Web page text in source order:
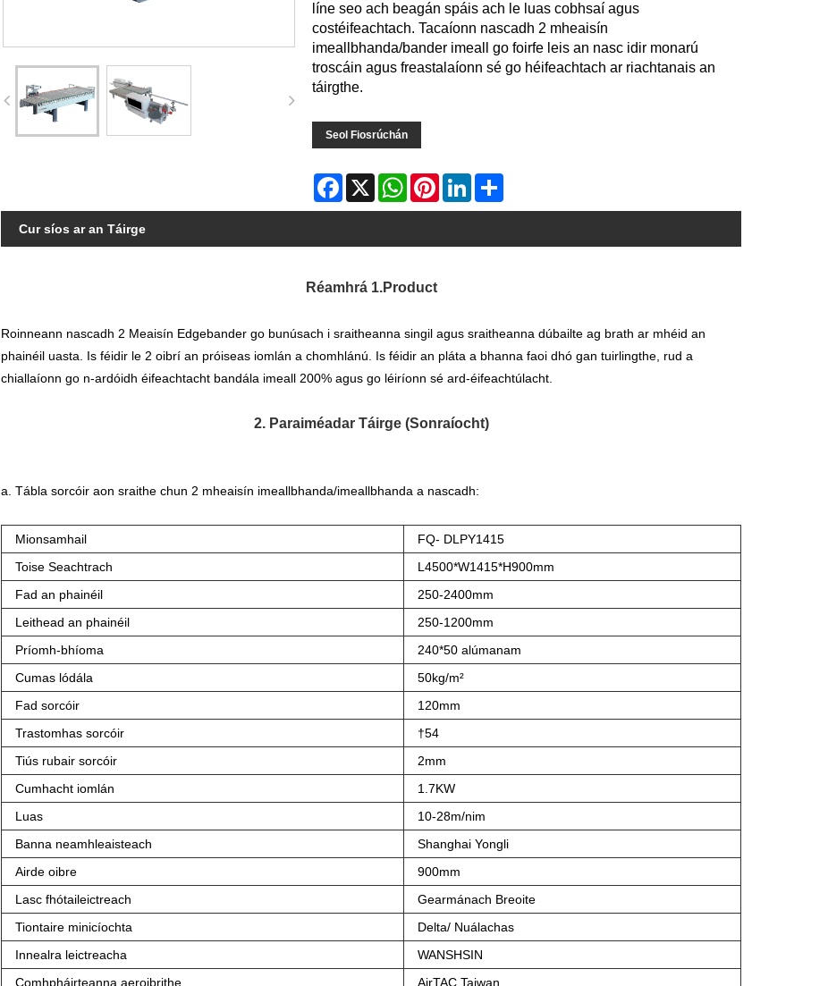
líne seo ach beagán spáis ach le luas cobhsaí agus
costéifeachtach. Tacaíonn nascadh 2 mheaisín
imeallbhanda/bander imeall go foirfe leis an nasc idir monarú
troscáin agus freastalaíonn sé go héifeachtach ar riachtanais an
táirgthe.
Seol Fiosrúchán
Facebook
X WhatsAppPinterestLinkedInShare
Cur síos ar an Táirge
Réamhrá 1.Product
Roinneann nascadh 2 Meaisín Edgebander go bunúsach i sraitheanna singil agus sraitheanna dúbailte ag brath ar mhéid an
phainéil uasta. Is féidir le 2 oibrí an próiseas iomlán a chomhlánú. Is féidir an pláta a bhanna faoi dhó gan tuirlingthe, rud a
chiallaíonn go n-ardóidh éifeachtacht bandála imeall 200% agus go léiríonn sé ard-éifeachtúlacht.
2. Paraiméadar Táirge (Sonraíocht)
a. Tábla sorcóir aon sraithe chun 2 mheaisín imeallbhanda/imeallbhanda a nascadh:
Mionsamhail
FQ- DLPY1415
Toise Seachtrach
L4500*W1415*H900mm
Fad an phainéil
250-2400mm
Leithead an phainéil
250-1200mm
Príomh-bhíoma
240*50 alúmanam
Cumas lódála
50kg/m²
Fad sorcóir
120mm
Trastomhas sorcóir
†54
Tiús rubair sorcóir
2mm
Cumhacht iomlán
1.7KW
Luas
10-28m/nim
Banna neamhleaisteach
Shanghai Yongli
Airde oibre
900mm
Lasc fhótaileictreach
Gearmánach Breoite
Tiontaire minicíochta
Delta/ Nuálachas
Innealra leictreacha
WANSHSIN
Comhpháirteanna aeroibrithe
AirTAC Taiwan